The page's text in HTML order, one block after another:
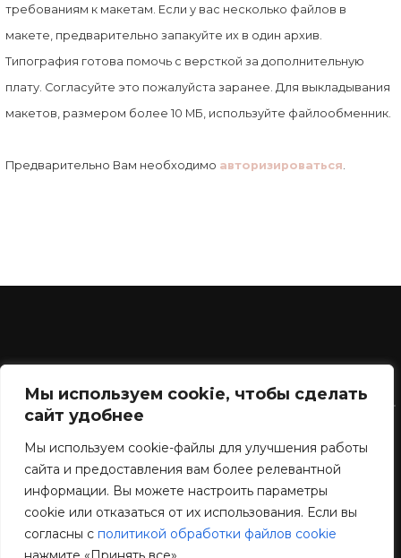
Мы используем cookie, чтобы сделать
сайт удобнее
Мы используем cookie-файлы для улучшения работы
сайта и предоставления вам более релевантной
информации. Вы можете настроить параметры
cookie или отказаться от их использования. Если вы
согласны с политикой обработки файлов cookie
требованиям к макетам. Если у вас несколько файлов в
макете, предварительно запакуйте их в один архив.
Типография готова помочь с версткой за дополнительную
плату. Согласуйте это пожалуйста заранее. Для выкладывания
макетов, размером более 10 MБ, используйте файлообменник.
Предварительно Вам необходимо авторизироваться
Контакты
admin@print-expert.net
Принт-Эксперт на youtube
Принт-Эксперт на facebook